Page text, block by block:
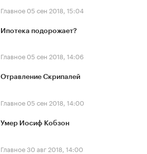
Главное 05 сен 2018, 15:04
Ипотека подорожает?
Главное 05 сен 2018, 14:06
Отравление Скрипалей
Главное 05 сен 2018, 14:00
Умер Иосиф Кобзон
Главное30 авг 2018, 14:00